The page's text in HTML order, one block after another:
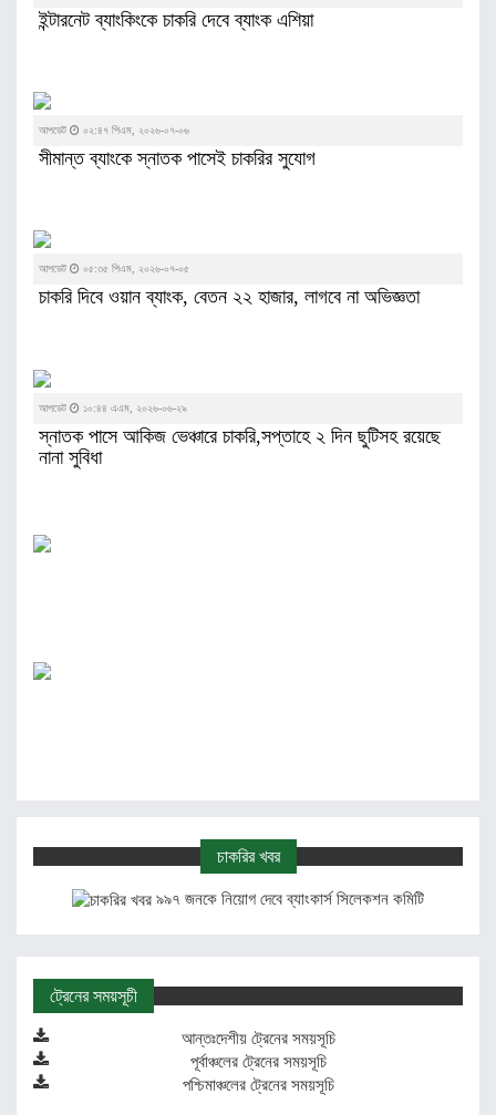
ইন্টারনেট ব্যাংকিংকে চাকরি দেবে ব্যাংক এশিয়া
আপডেট ০২:৪৭ পিএম, ২০২৬-০৭-০৬
সীমান্ত ব্যাংকে স্নাতক পাসেই চাকরির সুযোগ
আপডেট ০৫:৩৫ পিএম, ২০২৬-০৭-০৫
চাকরি দিবে ওয়ান ব্যাংক, বেতন ২২ হাজার, লাগবে না অভিজ্ঞতা
আপডেট ১০:৪৪ এএম, ২০২৬-০৬-২৯
স্নাতক পাসে আকিজ ভেঞ্চারে চাকরি,সপ্তাহে ২ দিন ছুটিসহ রয়েছে
নানা সুবিধা
চাকরির খবর
৯৯৭ জনকে নিয়োগ দেবে ব্যাংকার্স সিলেকশন কমিটি
ট্রেনের সময়সূচী
আন্তঃদেশীয় ট্রেনের সময়সূচি
পূর্বাঞ্চলের ট্রেনের সময়সূচি
পশ্চিমাঞ্চলের ট্রেনের সময়সূচি